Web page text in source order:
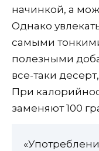
начинкой, а
Однако
самыми
полезными
все-таки
При
заменяют 100